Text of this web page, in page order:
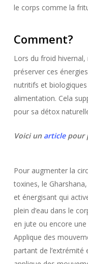
le corps comme la
Comment?
Lors du froid
préserver ces
nutritifs et
alimentation. Cela
pour sa détox
Voici un articlepour
Pour augmenter la
toxines, le
et énergisant qui
plein d’eau dans le
en jute ou encore
Applique des
partant de